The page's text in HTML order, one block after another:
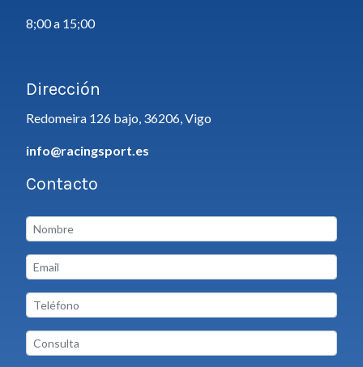
8;00 a 15;00
Dirección
Redomeira 126 bajo, 36206, Vigo
info@racingsport.es
Contacto